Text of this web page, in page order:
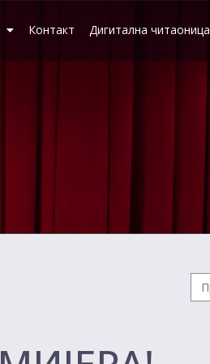
Контакт Дигитална читаоница